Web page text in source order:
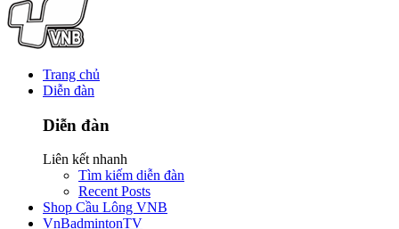
Trang chủ
Diễn đàn
Diễn đàn
Liên kết nhanh
Tìm kiếm diễn đàn
Recent Posts
Shop Cầu Lông VNB
VnBadmintonTV